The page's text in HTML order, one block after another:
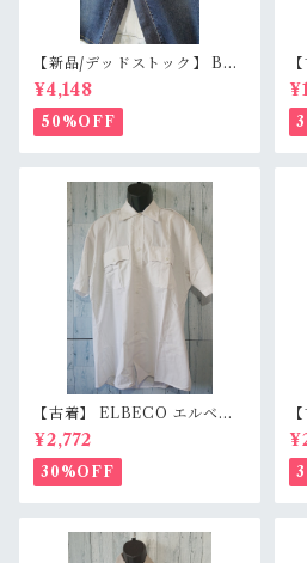
【新品/デッドストック】 BL
UE WAY ブルーウェイ 日本製
デニムショートパンツ S/M/L
（M1431-50） 膝下丈 職人加
工 アメカジ RankS
¥4,148
50%OFF
【古着】 ELBECO エルベコ
半袖 ワークシャツ L（身幅63.
5cm） ホワイト 白 ビッグシ
ルエット オーバーサイズ Ran
kB
¥2,772
30%OFF
D